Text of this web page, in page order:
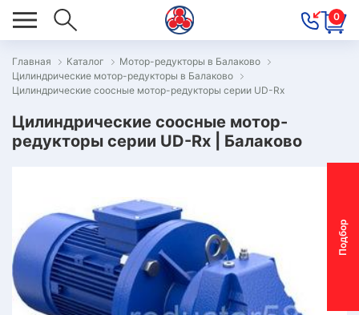
0
П
о
д
б
о
р
м
о
т
о
р
-
р
е
д
у
к
т
о
р
Главная Каталог
Мотор-редукторы в Балаково
Цилиндрические мотор-редукторы в Балаково
Цилиндрические соосные мотор-редукторы серии UD-Rx
Цилиндрические соосные мотор-
редукторы серии UD-Rx | Балаково